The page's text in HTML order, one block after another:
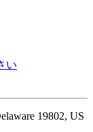
い
19802, US